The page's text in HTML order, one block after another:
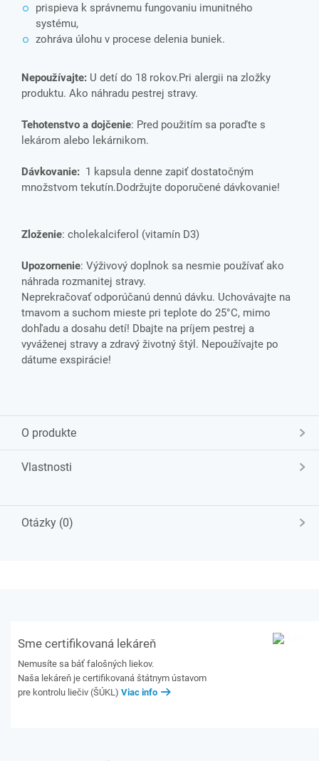
prispieva k správnemu fungovaniu imunitného
systému,
zohráva úlohu v procese delenia buniek.
Nepoužívajte: U detí do 18 rokov.Pri alergii na zložky
produktu. Ako náhradu pestrej stravy.
Tehotenstvo a dojčenie: Pred použitím sa poraďte s
lekárom alebo lekárnikom.
Dávkovanie: 1 kapsula denne zapiť dostatočným
množstvom tekutín.Dodržujte doporučené dávkovanie!
Zloženie: cholekalciferol (vitamín D3)
Upozornenie: Výživový doplnok sa nesmie používať ako
náhrada rozmanitej stravy.
Neprekračovať odporúčanú dennú dávku. Uchovávajte na
tmavom a suchom mieste pri teplote do 25°C, mimo
dohľadu a dosahu detí! Dbajte na príjem pestrej a
vyváženej stravy a zdravý životný štýl. Nepoužívajte po
dátume exspirácie!
O produkte
Vlastnosti
Otázky (0)
Sme certifikovaná lekáreň
Nemusíte sa báť falošných liekov.
Naša lekáreň je certifikovaná štátnym ústavom
pre kontrolu liečiv (ŠÚKL) Viac info